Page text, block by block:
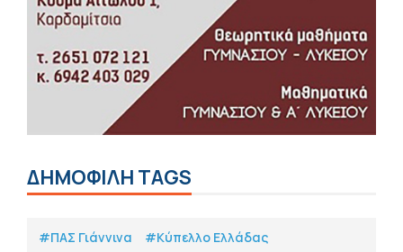
ΔΗΜΟΦΙΛΗ TAGS
#ΠΑΣ Γιάννινα
#Κύπελλο Ελλάδας